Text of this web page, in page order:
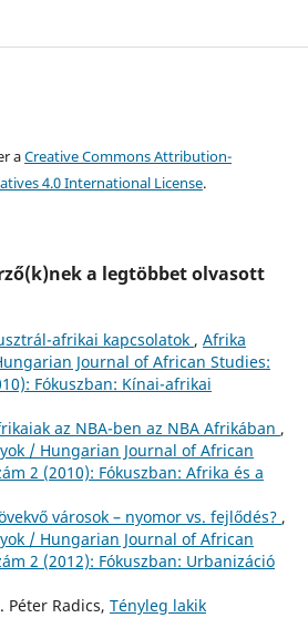
aCreative Commons Attribution-
4.0 International License.
a legtöbbet olvasott
afrikai kapcsolatok , Afrika
Journal of African Studies:
Fókuszban: Kínai-afrikai
az NBA-ben az NBA Afrikában ,
/ Hungarian Journal of African
2 (2010): Fókuszban: Afrika és a
városok – nyomor vs. fejlődés? ,
/ Hungarian Journal of African
2 (2012): Fókuszban: Urbanizáció
Péter Radics, Tényleg lakik